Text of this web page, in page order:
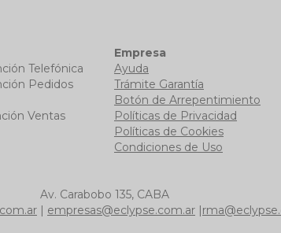
Telefónica
Pedidos
Ventas
Empresa
Ayuda
Trámite Garantía
Botón de Arrepentimiento
Políticas de Privacidad
Políticas de Cookies
Condiciones de Uso
Av. Carabobo 135, CABA
| empresas@eclypse.com.ar |